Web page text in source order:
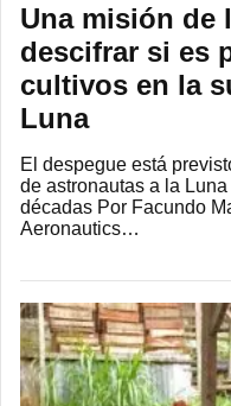
Una misión de
descifrar si es
cultivos en la
Luna
El despegue está
de astronautas a la
décadas Por Facundo
Aeronautics…